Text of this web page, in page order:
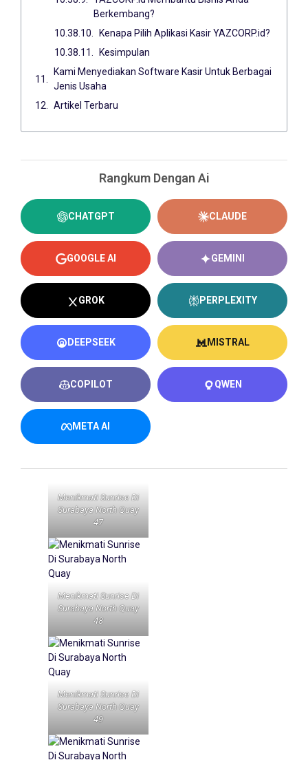
Berkembang?
Kenapa Pilih Aplikasi Kasir YAZCORP.id?
Kesimpulan
Kami Menyediakan Software Kasir Untuk Berbagai
Jenis Usaha
Artikel Terbaru
Rangkum Dengan Ai
CHATGPT CLAUDE
GOOGLE AI GEMINI
GROK PERPLEXITY
DEEPSEEK MISTRAL
COPILOT QWEN
META AI
Menikmati Sunrise Di
Surabaya North Quay
47
Menikmati Sunrise Di
Surabaya North Quay
48
Menikmati Sunrise Di
Surabaya North Quay
49